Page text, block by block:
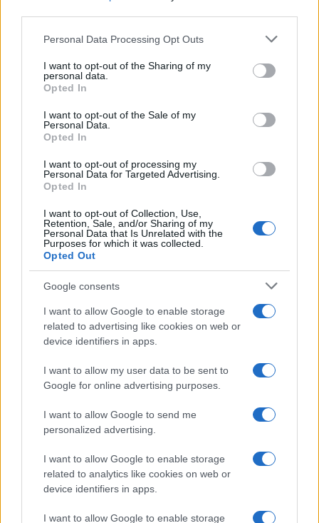
Please note that this website/app uses one or more Google
not limited to your visit or usage behaviour. You may click to
grant or deny consent to Google and its third-party tags to
use your data for below specified purposes in below Google
consent section.
Personal Data Processing Opt Outs
I want to opt-out of the Sharing of my
personal data.
Opted In
I want to opt-out of the Sale of my
Personal Data.
Opted In
I want to opt-out of processing my
Personal Data for Targeted Advertising.
Opted In
I want to opt-out of Collection, Use,
Retention, Sale, and/or Sharing of my
Personal Data that Is Unrelated with the
Purposes for which it was collected.
Opted Out
Google consents
I want to allow Google to enable storage
related to advertising like cookies on web or
device identifiers in apps.
I want to allow my user data to be sent to
Google for online advertising purposes.
I want to allow Google to send me
personalized advertising.
I want to allow Google to enable storage
related to analytics like cookies on web or
device identifiers in apps.
I want to allow Google to enable storage
Descubre cómo Cáceres celebra la música
en rincones secretos de su casco
histórico
La Ciudad Monumental de Cáceres se prepara para…
Cómo Baqueira Beret impulsa la identidad
cultural y deportiva de la Val d’Aran y